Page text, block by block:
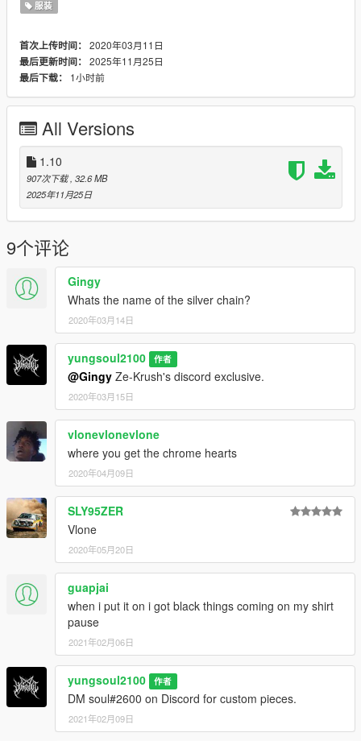
服装
首次上传时间： 2020年03月11日
最后更新时间： 2025年11月25日
最后下载：
1小时前
All Versions
1.10
907次下载 , 32.6 MB
2025年11月25日
9个评论
Gingy
Whats the name of the silver chain?
2020年03月14日
yungsoul2100 作者
@Gingy Ze-Krush's discord exclusive.
2020年03月15日
vlonevlonevlone
where you get the chrome hearts
2020年04月09日
SLY95ZER
Vlone
2020年05月20日
guapjai
when i put it on i got black things coming on my shirt
pause
2021年02月06日
yungsoul2100 作者
DM soul#2600 on Discord for custom pieces.
2021年02月09日